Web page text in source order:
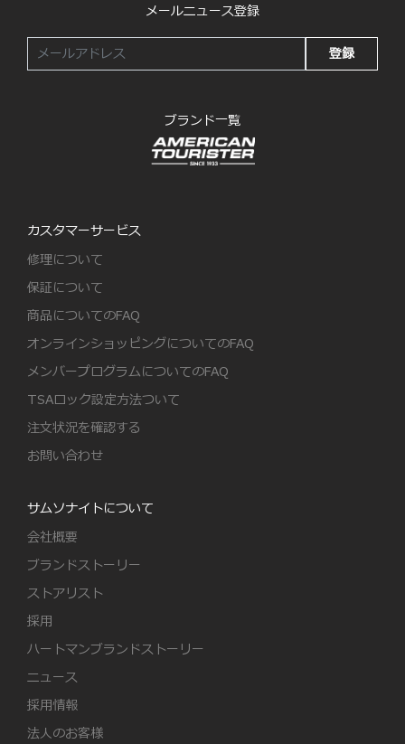
メールニュース登録
登録
ブランド一覧
カスタマーサービス
修理について
保証について
商品についてのFAQ
オンラインショッピングについてのFAQ
メンバープログラムについてのFAQ
TSAロック設定方法ついて
注文状況を確認する
お問い合わせ
サムソナイトについて
会社概要
ブランドストーリー
ストアリスト
採用
ハートマンブランドストーリー
ニュース
採用情報
法人のお客様